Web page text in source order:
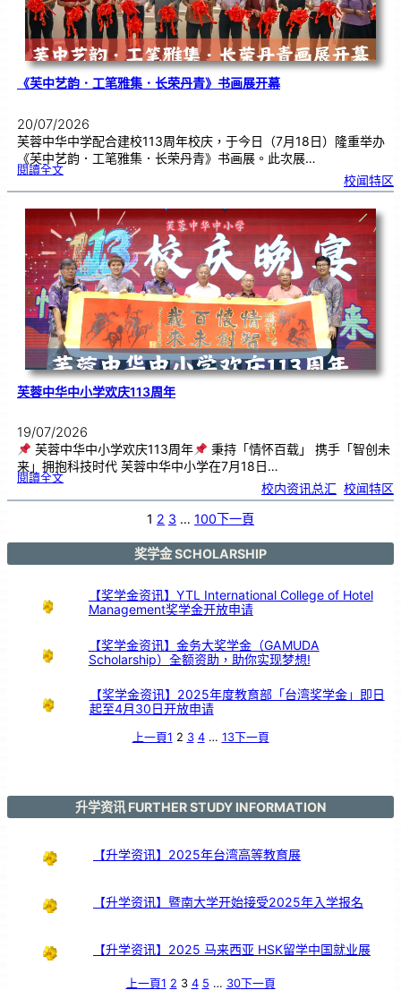
《芙中艺韵．工笔雅集．长荣丹青》书画展开幕
20/07/2026
芙蓉中华中学配合建校113周年校庆，于今日（7月18日）隆重举办
《芙中艺韵．工笔雅集．长荣丹青》书画展。此次展…
閱讀全文:《
艺
．
工
笔
雅
．
长
荣
丹
青
》
书
画
展
开
幕
校闻特区
芙蓉中华中小学欢庆113周年
19/07/2026
芙蓉中华中小学欢庆113周年
秉持「情怀百载」 携手「智创未
来」拥抱科技时代 芙蓉中华中小学在7月18日…
閱讀全文:芙
华
1
1
年
校内资讯总汇 校闻特区
1 2 3 … 100下一頁
奖学金 SCHOLARSHIP
【奖学金资讯】YTL International College of Hotel
Management奖学金开放申请
【奖学金资讯】金务大奖学金（GAMUDA
Scholarship）全额资助，助你实现梦想!
【奖学金资讯】2025年度教育部「台湾奖学金」即日
起至4月30日开放申请
上一頁1 2 3 4 … 13下一頁
升学资讯 FURTHER STUDY INFORMATION
【升学资讯】2025年台湾高等教育展
【升学资讯】暨南大学开始接受2025年入学报名
【升学资讯】2025 马来西亚 HSK留学中国就业展
上一頁1 2 3 4 5 … 30下一頁